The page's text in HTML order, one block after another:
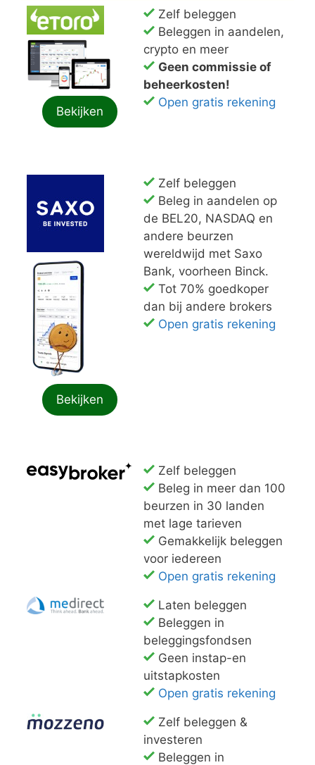
Bekijken
Zelf beleggen
Beleggen in aandelen,
crypto en meer
Geen commissie of
beheerkosten!
Open gratis rekening
Bekijken
Zelf beleggen
Beleg in aandelen op
de BEL20, NASDAQ en
andere beurzen
wereldwijd met Saxo
Bank, voorheen Binck.
Tot 70% goedkoper
dan bij andere brokers
Open gratis rekening
Zelf beleggen
Beleg in meer dan 100
beurzen in 30 landen
met lage tarieven
Gemakkelijk beleggen
voor iedereen
Open gratis rekening
Laten beleggen
Beleggen in
beleggingsfondsen
Geen instap-en
uitstapkosten
Open gratis rekening
Zelf beleggen &
investeren
Beleggen in